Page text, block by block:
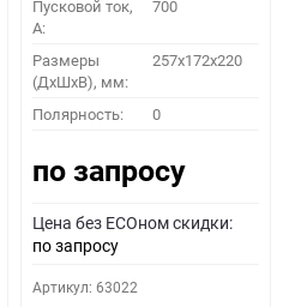
Пусковой ток,
A:
700
Размеры
(ДхШхВ), мм:
257x172x220
Полярность: 0
по запросу
Цена без ECOном скидки:
по запросу
Артикул: 63022